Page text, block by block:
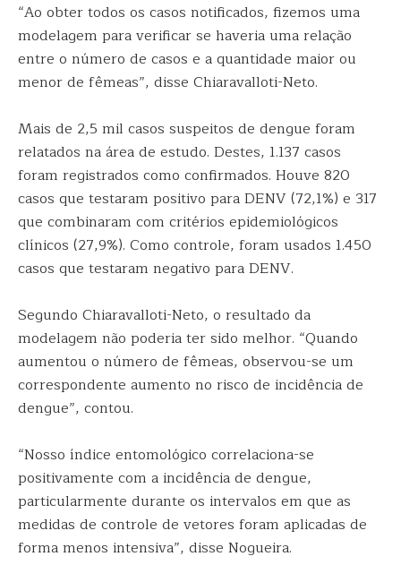
“Ao obter todos os casos notificados, fizemos uma
modelagem para verificar se haveria uma relação
entre o número de casos e a quantidade maior ou
menor de fêmeas”, disse Chiaravalloti-Neto.
Mais de 2,5 mil casos suspeitos de dengue foram
relatados na área de estudo. Destes, 1.137 casos
foram registrados como confirmados. Houve 820
casos que testaram positivo para DENV (72,1%) e 317
que combinaram com critérios epidemiológicos
clínicos (27,9%). Como controle, foram usados 1.450
casos que testaram negativo para DENV.
Segundo Chiaravalloti-Neto, o resultado da
modelagem não poderia ter sido melhor. “Quando
aumentou o número de fêmeas, observou-se um
correspondente aumento no risco de incidência de
dengue”, contou.
“Nosso índice entomológico correlaciona-se
positivamente com a incidência de dengue,
particularmente durante os intervalos em que as
medidas de controle de vetores foram aplicadas de
forma menos intensiva”, disse Nogueira.